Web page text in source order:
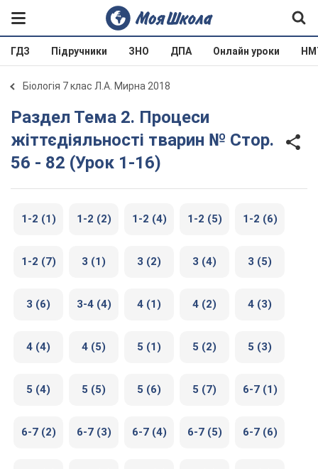
ГДЗ Підручники ЗНО ДПА Онлайн уроки
Біологія 7 клас Л.А. Мирна 2018
Раздел Тема 2. Процеси
жіттєдіяльності тварин № Стор.
56 - 82 (Урок 1-16)
1-2 (1) 1-2 (2) 1-2 (4) 1-2 (5) 1-2 (6)
1-2 (7) 3 (1) 3 (2) 3 (4) 3 (5)
3 (6) 3-4 (4) 4 (1) 4 (2) 4 (3)
4 (4) 4 (5) 5 (1) 5 (2) 5 (3)
5 (4) 5 (5) 5 (6) 5 (7) 6-7 (1)
6-7 (2) 6-7 (3) 6-7 (4) 6-7 (5) 6-7 (6)